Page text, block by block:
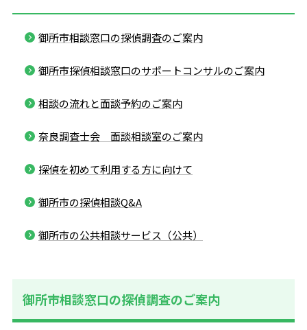
御所市相談窓口の探偵調査のご案内
御所市探偵相談窓口のサポートコンサルのご案内
相談の流れと面談予約のご案内
奈良調査士会 面談相談室のご案内
探偵を初めて利用する方に向けて
御所市の探偵相談Q&A
御所市の公共相談サービス（公共）
御所市相談窓口の探偵調査のご案内